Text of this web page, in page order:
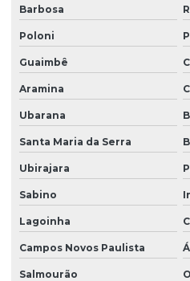
Barbosa
Poloni
Guaimbê
Aramina
Ubarana
Santa Maria da Serra
Ubirajara
Sabino
Lagoinha
Campos Novos Paulista
Salmourão